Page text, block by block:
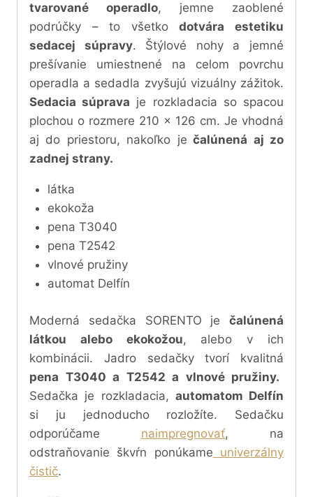
tvarované operadlo, jemne zaoblené
podrúčky – to všetkodotvára estetiku
sedacej súpravy. Štýlové nohy a jemné
prešívanie umiestnené na celom povrchu
operadla a sedadla zvyšujú vizuálny zážitok.
Sedacia súprava je rozkladacia so spacou
plochou o rozmere 210 x 126 cm. Je vhodná
aj do priestoru, nakoľko je čalúnená aj zo
zadnej strany.
látka
ekokoža
pena T3040
pena T2542
vlnové pružiny
automat Delfín
Moderná sedačka SORENTO je čalúnená
látkou alebo ekokožou, alebo v ich
kombinácii. Jadro sedačky tvorí kvalitná
pena T3040 a T2542 a vlnové pružiny.
Sedačka je rozkladacia, automatom Delfín
si ju jednoducho rozložíte. Sedačku
odporúčame naimpregnovať, na
odstraňovanie škvŕn ponúkame univerzálny
čistič.